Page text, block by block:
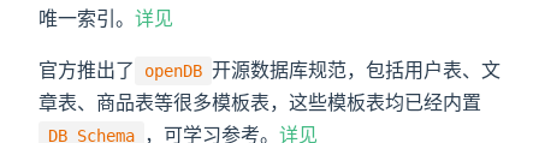
唯一索引。 详见
官方推出了 openDB 开源数据库规范，包括用户表、文
章表、商品表等很多模板表，这些模板表均已经内置
DB Schema ，可学习参考。 详见